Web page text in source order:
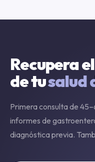
Recupera
de tusalud
Primera consulta de
informes de
diagnóstica previa.